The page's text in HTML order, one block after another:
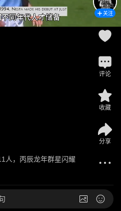
人，丙辰龙年群星闪耀
关注
评论
收藏
分享